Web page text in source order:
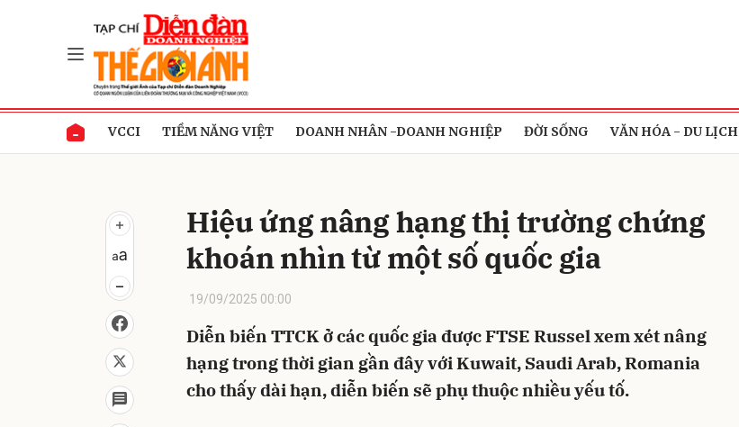
VCCI TIỀM NĂNG VIỆT DOANH NHÂN -DOANH NGHIỆP ĐỜI SỐNG VĂN HÓA - DU LỊCH
Hiệu ứng nâng hạng thị trường chứng
khoán nhìn từ một số quốc gia
19/09/2025 00:00
Diễn biến TTCK ở các quốc gia được FTSE Russel xem xét nâng
hạng trong thời gian gần đây với Kuwait, Saudi Arab, Romania
cho thấy dài hạn, diễn biến sẽ phụ thuộc nhiều yếu tố.